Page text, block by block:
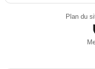
Plan du